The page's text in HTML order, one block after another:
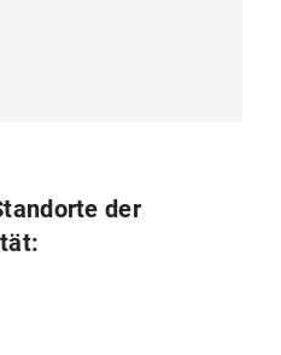
der